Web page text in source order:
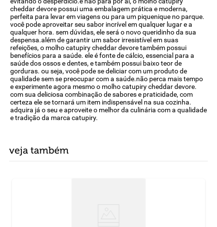
cheddar devore possui uma embalagem prática e moderna,
perfeita para levar em viagens ou para um piquenique no parque.
você pode aproveitar seu sabor incrível em qualquer lugar e a
qualquer hora. sem dúvidas, ele será o novo queridinho da sua
despensa.além de garantir um sabor irresistível em suas
refeições, o molho catupiry cheddar devore também possui
benefícios para a saúde. ele é fonte de cálcio, essencial para a
saúde dos ossos e dentes, e também possui baixo teor de
gorduras. ou seja, você pode se deliciar com um produto de
qualidade sem se preocupar com a saúde.não perca mais tempo
e experimente agora mesmo o molho catupiry cheddar devore.
com sua deliciosa combinação de sabores e praticidade, com
certeza ele se tornará um item indispensável na sua cozinha.
adquira já o seu e aproveite o melhor da culinária com a qualidade
e tradição da marca catupiry.
veja também